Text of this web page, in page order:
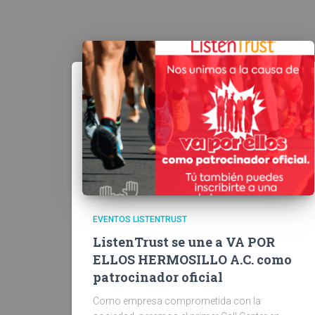
EVENTOS LISTENTRUST
ListenTrust se une a VA POR
ELLOS HERMOSILLO A.C. como
patrocinador oficial
Como empresa comprometida con la